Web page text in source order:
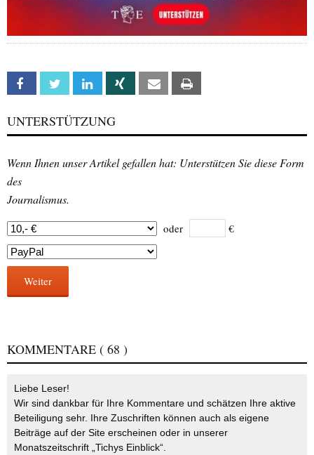
Facebook Twitter Linkedin Xing Email
UNTERSTÜTZUNG
Wenn Ihnen unser Artikel gefallen hat: Unterstützen Sie diese Form
des
Journalismus.
oder €
Weiter
KOMMENTARE ( 68 )
Liebe Leser!
Wir sind dankbar für Ihre Kommentare und schätzen Ihre aktive
Beteiligung sehr. Ihre Zuschriften können auch als eigene
Beiträge auf der Site erscheinen oder in unserer
Monatszeitschrift „Tichys Einblick“.